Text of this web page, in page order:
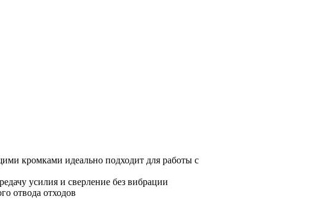
кромками идеально подходит для работы с
усилия и сверление без вибрации
отвода отходов